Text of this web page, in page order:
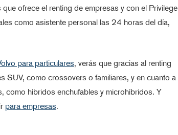
ofrece el renting de empresas y con el Privilege
como asistente personal las 24 horas del día,
para particulares, verás que gracias al renting
SUV, como crossovers o familiares, y en cuanto a
como híbridos enchufables y microhíbridos. Y
para empresas.